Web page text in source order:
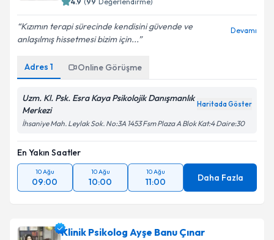
Kızımın terapi sürecinde kendisini güvende ve
anlaşılmış hissetmesi bizim için...
Devamı
Adres 1 Online Görüşme
Uzm. Kl. Psk. Esra Kaya Psikolojik Danışmanlık
Merkezi
Haritada Göster
İhsaniye Mah. Leylak Sok. No:3A 1453 Fsm Plaza A Blok Kat:4 Daire:30
En Yakın Saatler
10 Ağu
09:00
10 Ağu
10:00
10 Ağu
11:00 Daha Fazla
Klinik Psikolog Ayşe Banu Çınar